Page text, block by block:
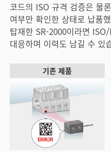
코드의 ISO 규격 검증은 물
여부만 확인한 상태로 납품
탑재한 SR-2000이라면
대응하며 이력도 남길 수 있
기존 제품